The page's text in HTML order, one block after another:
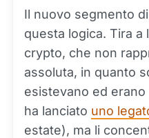
Il nuovo segmento
questa logica. Tira
crypto, che non
assoluta, in quanto
esistevano ed
ha lanciato uno
estate), ma li